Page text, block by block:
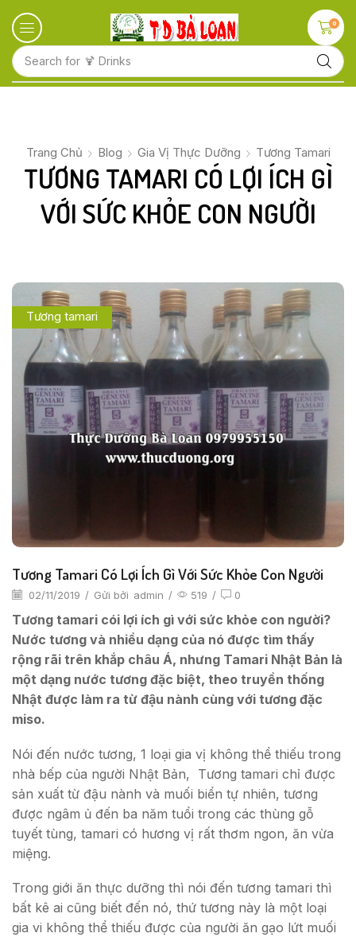
Search for 🍋 Fruits
0
Trang Chủ Blog Gia Vị Thực Dưỡng Tương Tamari
TƯƠNG TAMARI CÓ LỢI ÍCH GÌ
VỚI SỨC KHỎE CON NGƯỜI
Tương tamari
Tương Tamari Có Lợi Ích Gì Với Sức Khỏe Con Người
02/11/2019 / Gửi bởi admin / 519 / 0
Tương tamari cói lợi ích gì với sức khỏe con người?
Nước tương và nhiều dạng của nó được tìm thấy
rộng rãi trên khắp châu Á, nhưng Tamari Nhật Bản là
một dạng nước tương đặc biệt, theo truyền thống
Nhật được làm ra từ đậu nành cùng với tương đặc
miso.
Nói đến nước tương, 1 loại gia vị không thể thiếu trong
nhà bếp của người Nhật Bản, Tương tamari chỉ được
sản xuất từ đậu nành và muối biển tự nhiên, tương
được ngâm ủ đến ba năm tuổi trong các thùng gỗ
tuyết tùng, tamari có hương vị rất thơm ngon, ăn vừa
miệng.
Trong giới ăn thực dưỡng thì nói đến tương tamari thì
bất kê ai cũng biết đến nó, thứ tương này là một loại
gia vi không thể thiếu được của người ăn gạo lứt muối